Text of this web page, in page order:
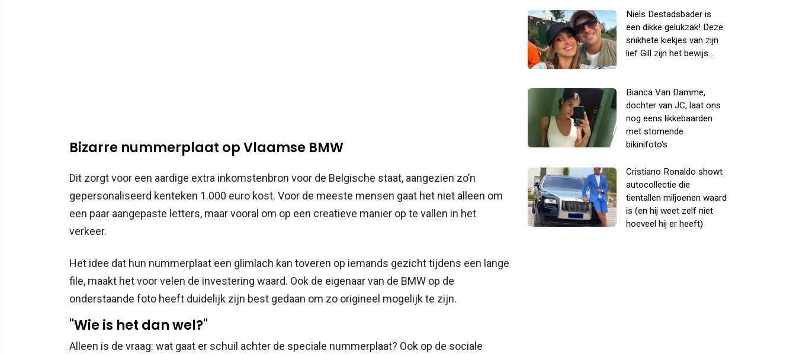
Bizarre nummerplaat op Vlaamse BMW
Dit zorgt voor een aardige extra inkomstenbron voor de Belgische staat, aangezien zo’n
gepersonaliseerd kenteken 1.000 euro kost. Voor de meeste mensen gaat het niet alleen om
een paar aangepaste letters, maar vooral om op een creatieve manier op te vallen in het
verkeer.
Het idee dat hun nummerplaat een glimlach kan toveren op iemands gezicht tijdens een lange
file, maakt het voor velen de investering waard. Ook de eigenaar van de BMW op de
onderstaande foto heeft duidelijk zijn best gedaan om zo origineel mogelijk te zijn.
"Wie is het dan wel?"
Alleen is de vraag: wat gaat er schuil achter de speciale nummerplaat? Ook op de sociale
Niels Destadsbader is
een dikke gelukzak! Deze
snikhete kiekjes van zijn
lief Gill zijn het bewijs...
Bianca Van Damme,
dochter van JC, laat ons
nog eens likkebaarden
met stomende
bikinifoto's
Cristiano Ronaldo showt
autocollectie die
tientallen miljoenen waard
is (en hij weet zelf niet
hoeveel hij er heeft)